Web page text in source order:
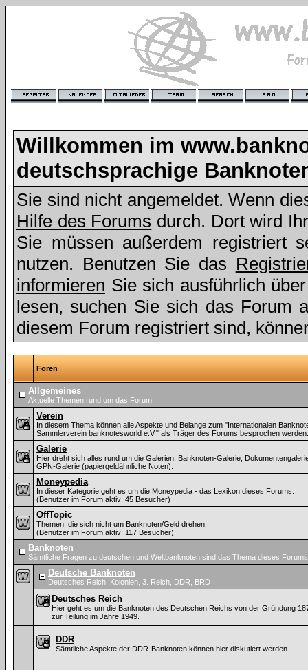
Willkommen im
deutschsprachige
Sie sind nicht angemeldet. Wenn
Hilfe des Forums durch. Dort wird
Sie müssen außerdem registriert
nutzen. Benutzen Sie das
informieren Sie sich ausführlich
lesen, suchen Sie sich das Forum
diesem Forum registriert sind,
Foren
Allgemeines
Aktuelle Themen rund um das Forum
Verein
In diesem Thema können alle Aspekte und Belange zum "Internationalen
Sammlerverein banknotesworld e.V." als Träger des Forums besprochen werden.
Galerie
Hier dreht sich alles rund um die Galerien: Banknoten-Galerie,
GPN-Galerie (papiergeldähnliche Noten).
Moneypedia
In dieser Kategorie geht es um die Moneypedia - das Lexikon dieses Forums.
(Benutzer im Forum aktiv: 45 Besucher)
OffTopic
Themen, die sich nicht um Banknoten/Geld drehen.
(Benutzer im Forum aktiv: 117 Besucher)
Banknoten
Sämtliche Fragen zu deutschen und Weltbanknoten sind das Thema dieses
Deutsche Banknoten
Deutsches Reich, Kolonien, 3. Reich, DDR, BRD
Deutsches Reich
Hier geht es um die Banknoten des Deutschen Reichs von der Gründung
zur Teilung im Jahre 1949.
DDR
Sämtliche Aspekte der DDR-Banknoten können hier diskutiert werden.